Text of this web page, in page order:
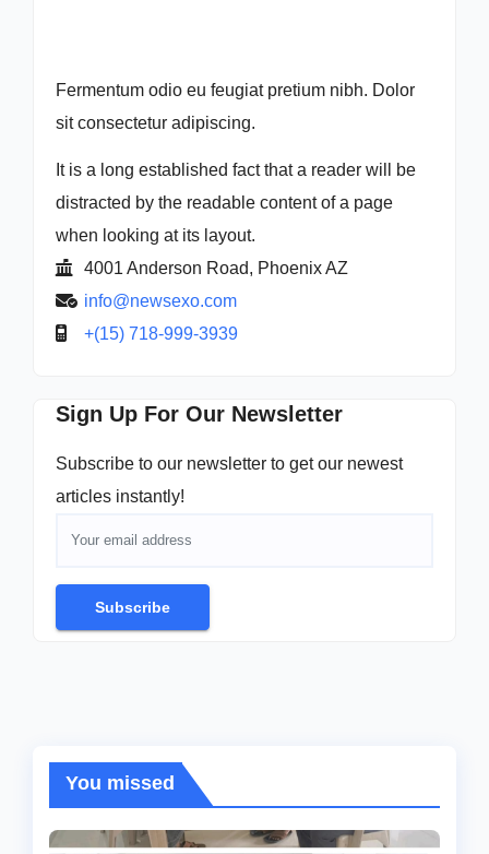
Fermentum odio eu feugiat pretium nibh. Dolor
sit consectetur adipiscing.
It is a long established fact that a reader will be
distracted by the readable content of a page
when looking at its layout.
4001 Anderson Road, Phoenix AZ
info@newsexo.com
+(15) 718-999-3939
Sign Up For Our Newsletter
Subscribe to our newsletter to get our newest
articles instantly!
Subscribe
You missed